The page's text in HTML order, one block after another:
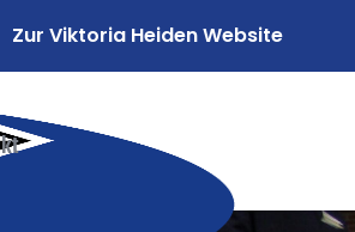
Zur Viktoria Heiden Website